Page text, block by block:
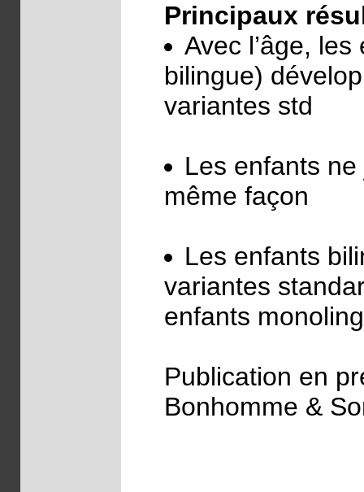
Principaux
Avec l’âge,
bilingue)
variantes std
Les enfants
même façon
Les enfants
variantes
enfants
Publication en
Bonhomme &